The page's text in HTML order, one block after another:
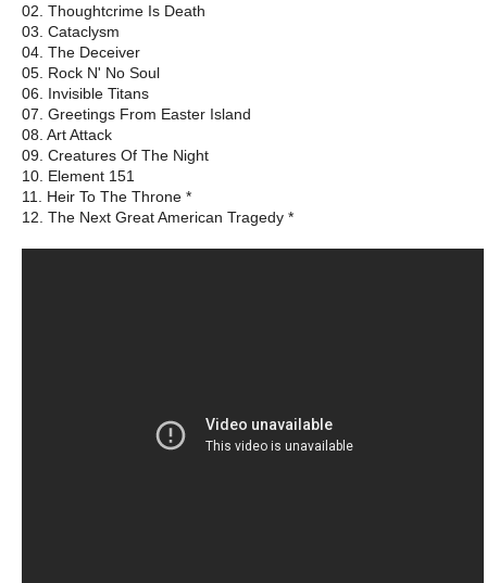
02. Thoughtcrime Is Death
03. Cataclysm
04. The Deceiver
05. Rock N' No Soul
06. Invisible Titans
07. Greetings From Easter Island
08. Art Attack
09. Creatures Of The Night
10. Element 151
11. Heir To The Throne *
12. The Next Great American Tragedy *